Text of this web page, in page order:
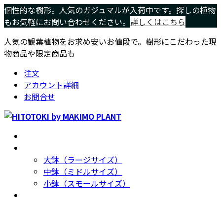
コ
ン
ン
ツ
プ
ナ
ビ
ー
シ
動
個性的な樹形。人気のガジュマルが入荷中です。探しの植物
もお気軽にお問い合わせください。 詳しくはこちら
人気の観葉植物をお求め安いお値段で。樹形にこだわった現
物商品や限定商品も
注文
アカウント詳細
お問合せ
大鉢（ラージサイズ）
中鉢（ミドルサイズ）
小鉢（スモールサイズ）